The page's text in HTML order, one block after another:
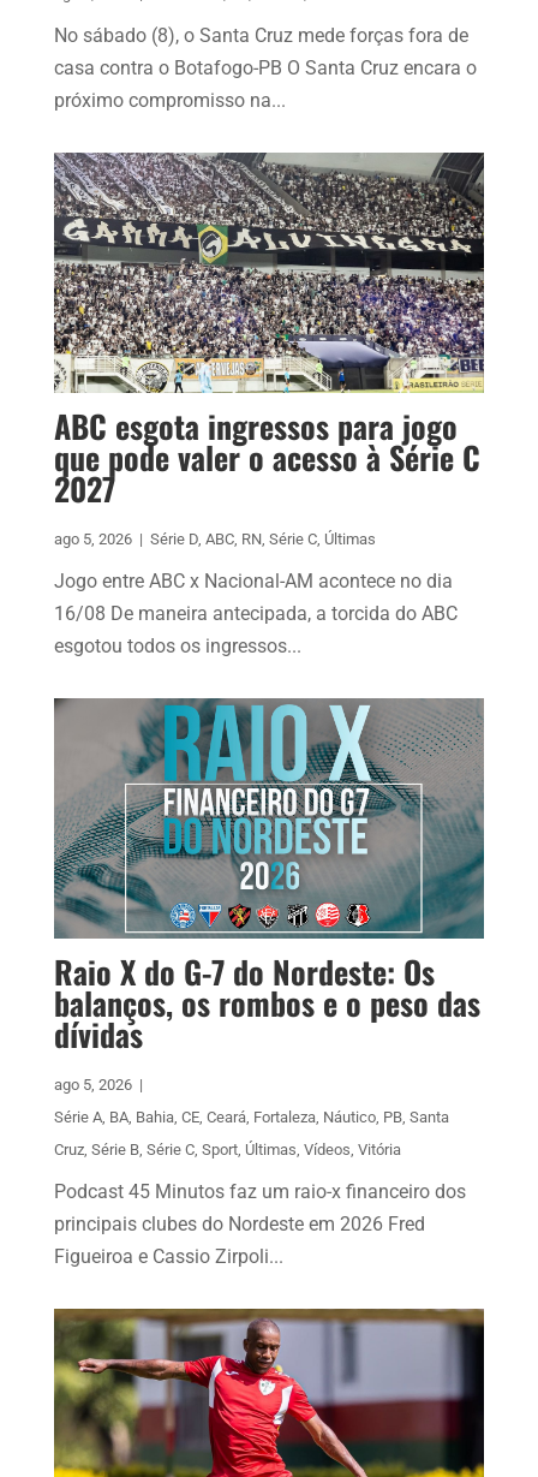
No sábado (8), o Santa Cruz mede forças fora de
casa contra o Botafogo-PB O Santa Cruz encara o
próximo compromisso na...
ABC esgota ingressos para jogo
que pode valer o acesso à Série C
2027
ago 5, 2026 | Série D, ABC, RN, Série C, Últimas
Jogo entre ABC x Nacional-AM acontece no dia
16/08 De maneira antecipada, a torcida do ABC
esgotou todos os ingressos...
Raio X do G-7 do Nordeste: Os
balanços, os rombos e o peso das
dívidas
ago 5, 2026 |
Série A, BA, Bahia, CE, Ceará, Fortaleza, Náutico, PB, Santa
Cruz, Série B, Série C, Sport, Últimas, Vídeos, Vitória
Podcast 45 Minutos faz um raio-x financeiro dos
principais clubes do Nordeste em 2026 Fred
Figueiroa e Cassio Zirpoli...